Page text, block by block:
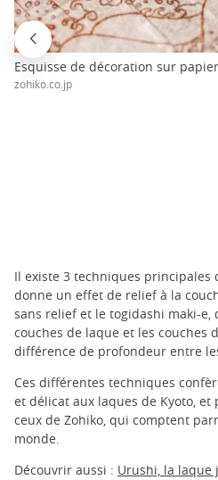
Esquisse de décoration sur
zohiko.co.jp
Il existe 3 techniques principales
donne un effet de relief à la
sans relief et le togidashi maki-e,
couches de laque et les couches
différence de profondeur entre
Ces différentes techniques
et délicat aux laques de Kyoto,
ceux de Zohiko, qui comptent
monde.
Découvrir aussi : Urushi, la laque